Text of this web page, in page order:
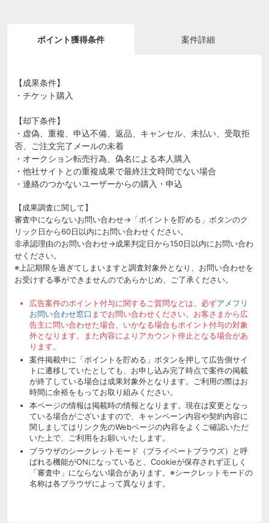
ポイント獲得条件 案件詳細
【成果条件】
・チケット購入
【却下条件】
・虚偽、重複、申込不備、返品、キャンセル、未払い、受取拒
否、ご注文完了メールの未着
・オークション転売行為、偽名による本人購入
・他社サイトとの重複成果で最終注文時間でない場合
・連絡のつかないユーザーからの購入・申込
【成果調査に関して】
審査中にならないお問い合わせ→「ポイントを貯める」ボタンのク
リック日から60日以内にお問い合わせください。
非承認理由のお問い合わせ→成果判定日から150日以内にお問い合わ
せください。
※上記期限を過ぎてしまいますと調査対象外となり、お問い合わせを
お受けする事ができませんのであらかじめ、ご了承ください。
広告案件のポイント付与に関するご質問などは、必ずアメフリ
お問い合わせ窓口 までお問い合わせください。お客さまから広
告主に問い合わせた場合、いかなる場合もポイント付与の対象
外となります。また内容によりアカウント停止となる場合があ
ります。
案件掲載中に「ポイントを貯める」ボタンを押して広告側サイ
トに遷移していたとしても、お申し込み完了時点で案件の掲載
が終了している場合は成果対象外となります。ご利用の際はお
時間に余裕をもってお取り組みください。
本ページの情報は掲載時の情報となります。現在は変更となっ
ている場合がございますので、キャンペーン内容や契約内容に
関しましてはリンク先のWebページの内容をよくご確認いただ
いた上で、ご利用をお願いいたします。
ブラウザのシークレットモード（プライベートブラウズ）と呼
ばれる機能がONになっていると、Cookieが保存されず正しく
「審査中」にならない場合があります。※シークレットモードの
名称は各ブラウザによって異なります。